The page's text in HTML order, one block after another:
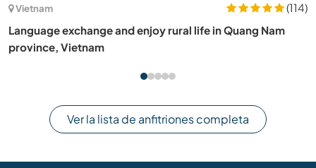
(114)
Nam
Come and join our community in Lake Victoria,
Ver la lista de anfitriones completa